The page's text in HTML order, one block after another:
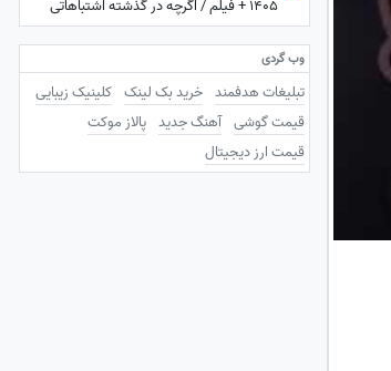
1405 + فیلم / اگرچه در گذشته اشتباهاتی
انجام داده اید اما به زودی دوران غم و اندوه
تمام می شودوب گردی
تبلیغات هدفمند خرید بک لینک کلینیک زیبایی
قیمت گوشی آهنگ جدید پالاز موکت
قیمت ارز دیجیتال